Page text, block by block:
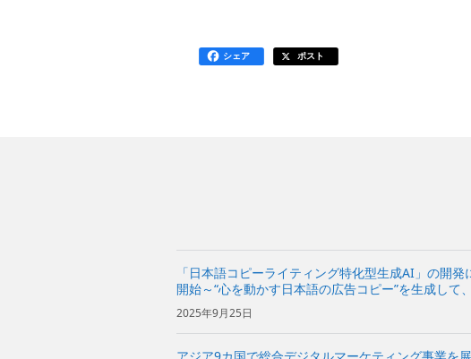
シェア ポスト
「日本語コピーライティング特化型生成AI」の開
開始～“心を動かす日本語の広告コピー”を生成して
グ領域でのさまざまな活用を目指す～
2025年9月25日
アジア9カ国で総合デジタルマーケティング事業を